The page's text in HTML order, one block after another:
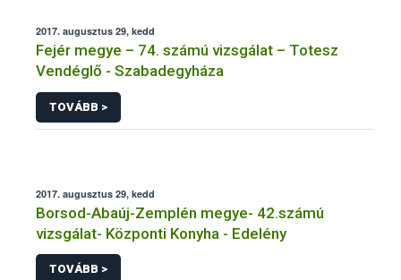
2017. augusztus 29, kedd
Fejér megye – 74. számú vizsgálat – Totesz
Vendéglő - Szabadegyháza
TOVÁBB >
2017. augusztus 29, kedd
Borsod-Abaúj-Zemplén megye- 42.számú
vizsgálat- Központi Konyha - Edelény
TOVÁBB >